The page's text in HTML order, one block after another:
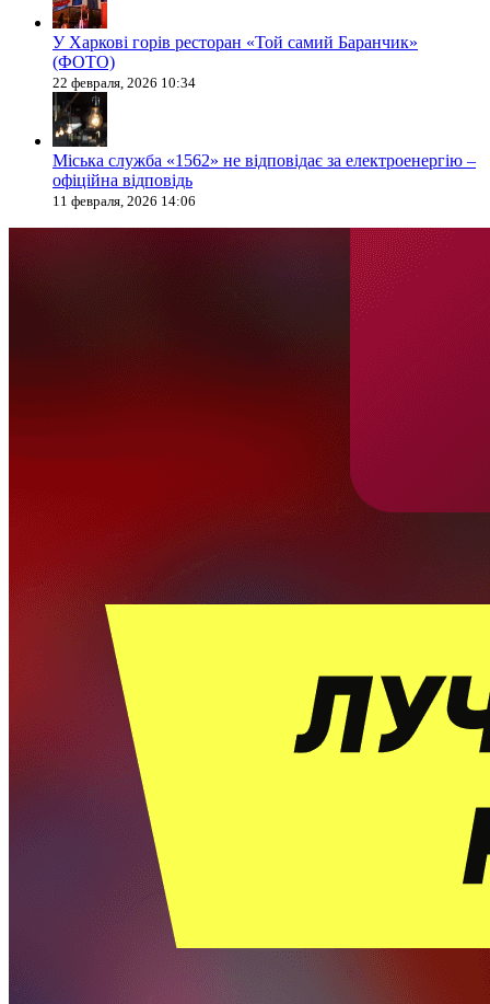
У Харкові горів ресторан «Той самий Баранчик»
(ФОТО)
22 февраля, 2026 10:34
Міська служба «1562» не відповідає за електроенергію –
офіційна відповідь
11 февраля, 2026 14:06